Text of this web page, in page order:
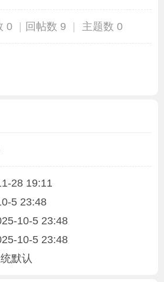
0 回帖数 9 主题数 0
28 19:11
5 23:48
10-5 23:48
10-5 23:48
默认